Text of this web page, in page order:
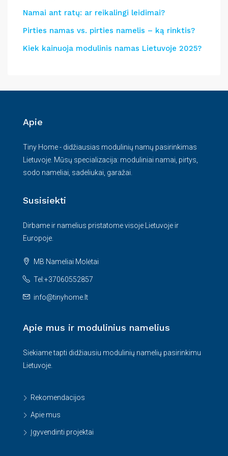
Namai ant ratų: ar reikalingi leidimai?
Pirties namas vs. pirties namelis – ką rinktis?
Kiek kainuoja modulinis namas Lietuvoje 2025?
Apie
Tiny Home - didžiausias modulinių namų pasirinkimas
Lietuvoje. Mūsų specializacija: moduliniai namai, pirtys,
sodo nameliai, sadeliukai, garažai.
Susisiekti
Dirbame ir namelius pristatome visoje Lietuvoje ir
Europoje.
MB Nameliai Molėtai
Tel:+37060552857
info@tinyhome.lt
Apie mus ir modulinius namelius
Siekiame tapti didžiausiu modulinių namelių pasirinkimu
Lietuvoje.
Rekomendacijos
Apie mus
Įgyvendinti projektai